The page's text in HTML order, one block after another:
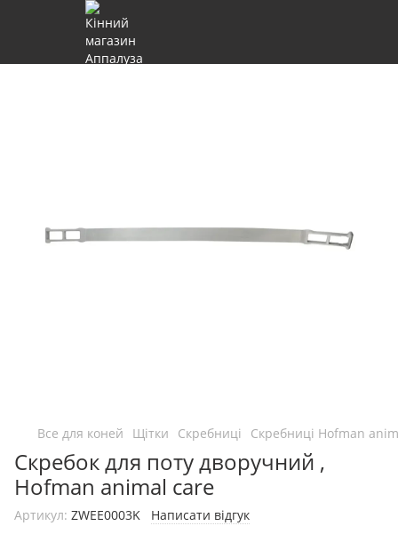
Все для коней Щітки Скребниці Скребниці Hofman
Скребок для поту дворучний ,
Hofman animal care
Артикул: ZWEE0003K Написати відгук